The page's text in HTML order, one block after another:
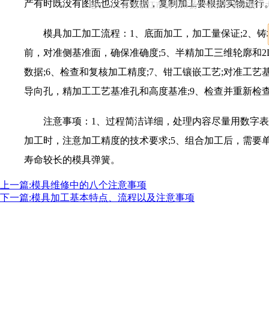
产有时既没有图纸也没有数据，复制加工要根据实物进
模具加工加工流程：1、底面加工，加工量保证;2、铸
前，对准侧基准面，确保准确度;5、半精加工三维轮廓
数据;6、检查和复核加工精度;7、钳工镶嵌工艺;对准工
导向孔，精加工工艺基准孔和高度基准;9、检查并重新检
注意事项：1、过程简洁详细，处理内容尽量用数字表
加工时，注意加工精度的技术要求;5、组合加工后，需
寿命较长的模具弹簧。
上一篇:模具维修中的八个注意事项
下一篇:模具加工基本特点、流程以及注意事项
地址：江苏省镇江市扬中市扬中经济开发区扬